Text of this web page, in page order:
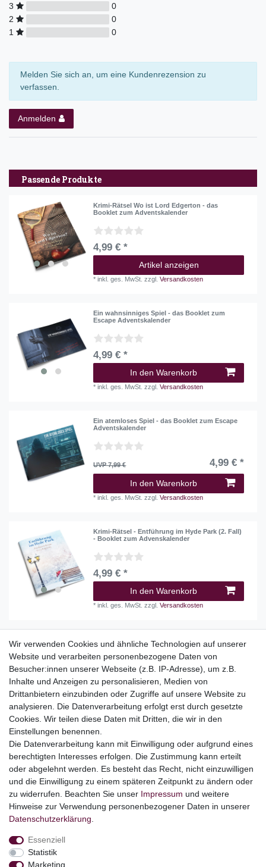
3
0
2
0
1
0
Melden Sie sich an, um eine Kundenrezension zu
verfassen.
Anmelden
Passende Produkte
Krimi-Rätsel Wo ist Lord Edgerton - das
Booklet zum Adventskalender
4,99 € *
Artikel anzeigen
*inkl. ges. MwSt. zzgl.Versandkosten
Ein wahnsinniges Spiel - das Booklet zum
Escape Adventskalender
4,99 € *
In den Warenkorb
*inkl. ges. MwSt. zzgl.Versandkosten
Ein atemloses Spiel - das Booklet zum Escape
Adventskalender
UVP 7,99 € 4,99 € *
In den Warenkorb
*inkl. ges. MwSt. zzgl.Versandkosten
Krimi-Rätsel - Entführung im Hyde Park (2. Fall)
- Booklet zum Advenskalender
4,99 € *
In den Warenkorb
*inkl. ges. MwSt. zzgl.Versandkosten
Top Kategorien
Themen
Ostern
Angebote
stark reduzierte B-Ware
Kundenservice
Versand & Lieferung
Impressum
Wir verwenden Cookies und ähnliche Technologien auf unserer
Website und verarbeiten personenbezogene Daten von
Besucher:innen unserer Webseite (z.B. IP-Adresse), um z.B.
Inhalte und Anzeigen zu personalisieren, Medien von
Drittanbietern einzubinden oder Zugriffe auf unsere Website zu
analysieren. Die Datenverarbeitung erfolgt erst durch gesetzte
Cookies. Wir teilen diese Daten mit Dritten, die wir in den
Einstellungen benennen.
Die Datenverarbeitung kann mit Einwilligung oder aufgrund eines
berechtigten Interesses erfolgen. Die Zustimmung kann erteilt
oder abgelehnt werden. Es besteht das Recht, nicht einzuwilligen
und die Einwilligung zu einem späteren Zeitpunkt zu ändern oder
zu widerrufen. Beachten Sie unser Impressum und weitere
Hinweise zur Verwendung personenbezogener Daten in unserer
Daten­schutz­erklärung
Essenziell
Statistik
Marketing